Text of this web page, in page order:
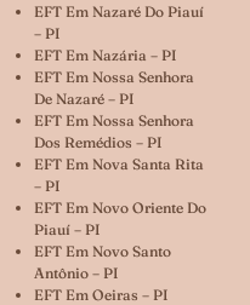
EFT Em Nazaré Do Piauí
– PI
EFT Em Nazária – PI
EFT Em Nossa Senhora
De Nazaré – PI
EFT Em Nossa Senhora
Dos Remédios – PI
EFT Em Nova Santa Rita
– PI
EFT Em Novo Oriente Do
Piauí – PI
EFT Em Novo Santo
Antônio – PI
EFT Em Oeiras – PI